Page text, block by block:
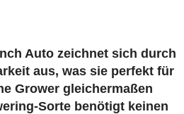
Auto zeichnet sich durch
aus, was sie perfekt für
Grower gleichermaßen
Sorte benötigt keinen